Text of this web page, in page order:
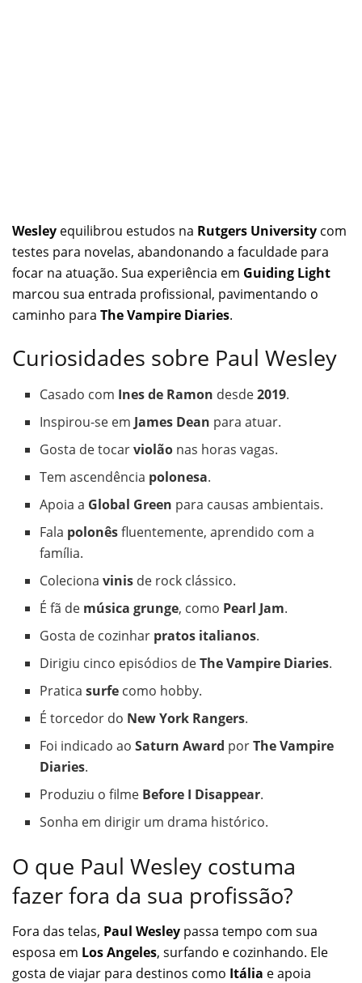
Wesley equilibrou estudos na Rutgers University com
testes para novelas, abandonando a faculdade para
focar na atuação. Sua experiência em Guiding Light
marcou sua entrada profissional, pavimentando o
caminho para The Vampire Diaries.
Curiosidades sobre Paul Wesley
Casado com Ines de Ramon desde2019.
Inspirou-se em James Dean para atuar.
Gosta de tocarviolão nas horas vagas.
Tem ascendência polonesa.
Apoia a Global Green para causas ambientais.
Fala polonêsfluentemente, aprendido com a
família.
Colecionavinis de rock clássico.
É fã de música grunge, como Pearl Jam.
Gosta de cozinhar pratos italianos.
Dirigiu cinco episódios deThe Vampire Diaries.
Praticasurfe como hobby.
É torcedor do New York Rangers.
Foi indicado aoSaturn Award porThe Vampire
Diaries.
Produziu o filme Before I Disappear.
Sonha em dirigir um drama histórico.
O que Paul Wesley costuma
fazer fora da sua profissão?
Fora das telas, Paul Wesley passa tempo com sua
esposa em Los Angeles, surfando e cozinhando. Ele
gosta de viajar para destinos como Itália e apoia